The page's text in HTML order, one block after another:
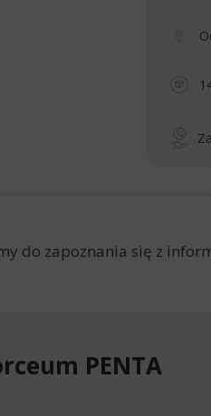
do zapoznania się z
PENTA